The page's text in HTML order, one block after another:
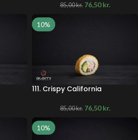
85,00kr. 76,50kr.
10%
111. Crispy California
85,00kr. 76,50kr.
10%